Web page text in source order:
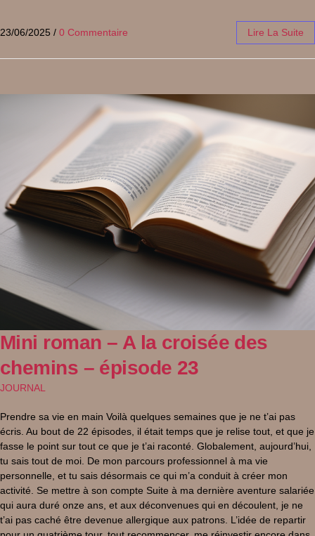
23/06/2025 / 0 Commentaire Lire La Suite
Mini roman – A la croisée des
chemins – épisode 23
JOURNAL
Prendre sa vie en main Voilà quelques semaines que je ne t’ai pas
écris. Au bout de 22 épisodes, il était temps que je relise tout, et que je
fasse le point sur tout ce que je t’ai raconté. Globalement, aujourd’hui,
tu sais tout de moi. De mon parcours professionnel à ma vie
personnelle, et tu sais désormais ce qui m’a conduit à créer mon
activité. Se mettre à son compte Suite à ma dernière aventure salariée
qui aura duré onze ans, et aux déconvenues qui en découlent, je ne
t’ai pas caché être devenue allergique aux patrons. L’idée de repartir